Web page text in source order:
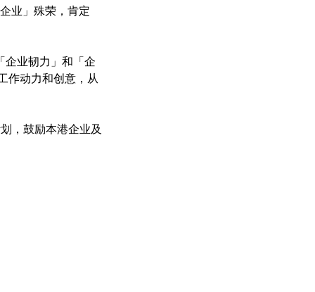
业」殊荣，肯定
企业韧力」和「企
作动力和创意，从
，鼓励本港企业及